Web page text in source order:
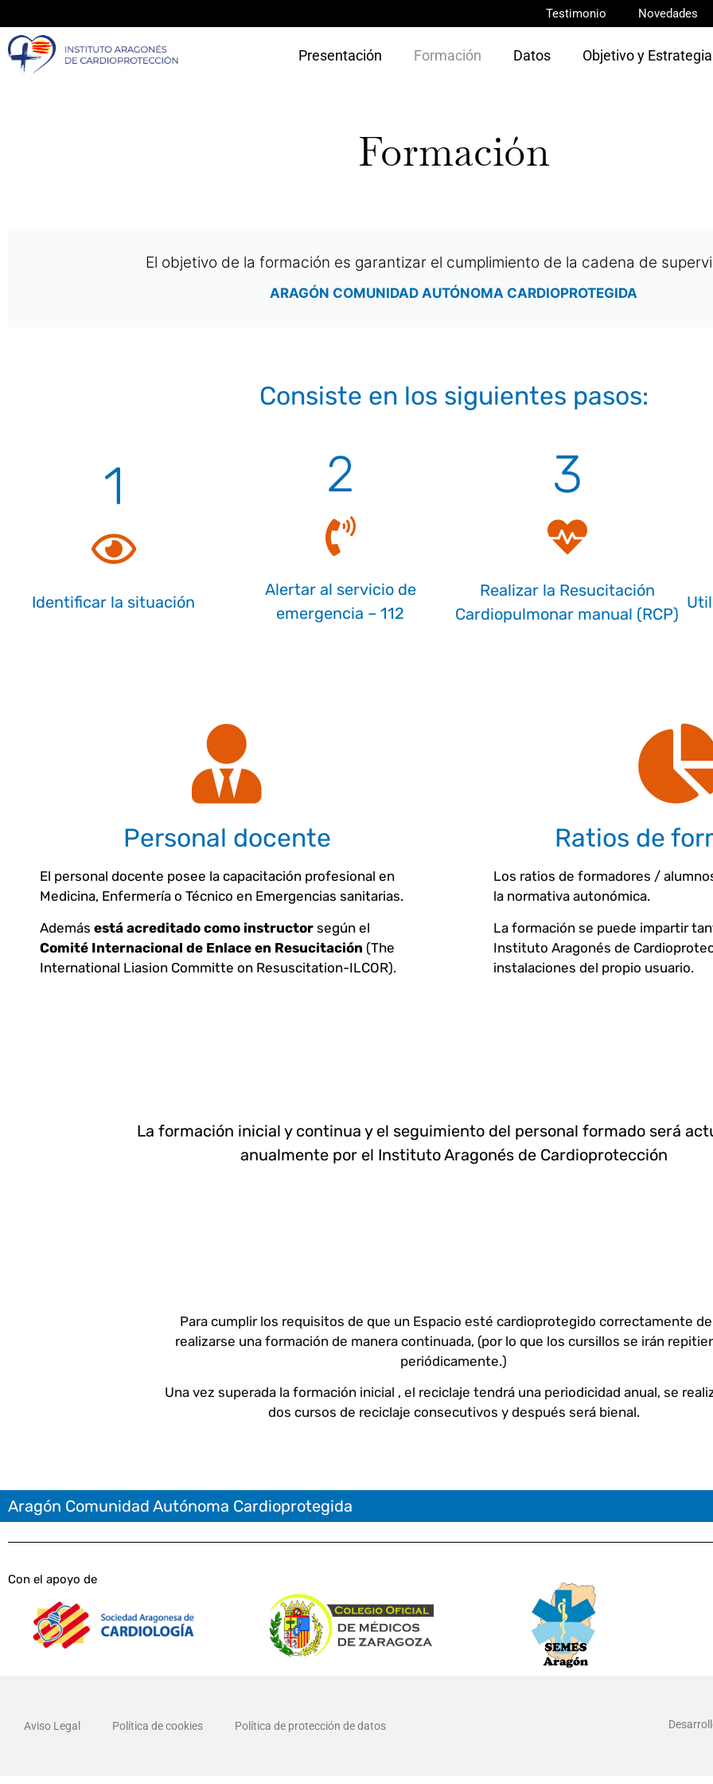
Testimonio Novedades
Presentación Formación Datos Objetivo y Estrategia
Formación
El objetivo de la formación es garantizar el cumplimiento de la cadena de
ARAGÓN COMUNIDAD AUTÓNOMA CARDIOPROTEGIDA
Consiste en los siguientes pasos:
1
Identificar la situación
2
Alertar al servicio de
emergencia – 112
3
Realizar la Resucitación
Cardiopulmonar manual (RCP)
Personal docente
El personal docente posee la capacitación profesional en
Medicina, Enfermería o Técnico en Emergencias sanitarias.
Además está acreditado como instructor según el
Comité Internacional de Enlace en Resucitación (The
International Liasion Committe on Resuscitation-ILCOR).
Ratios de
Los ratios de formadores /
la normativa autonómica.
La formación se puede impartir
Instituto Aragonés de
instalaciones del propio usuario.
La formación inicial y continua y el seguimiento del personal formado será
anualmente por el Instituto Aragonés de Cardioprotección
Para cumplir los requisitos de que un Espacio esté cardioprotegido correctamente
realizarse una formación de manera continuada, (por lo que los cursillos se irán
periódicamente.)
Una vez superada la formación inicial , el reciclaje tendrá una periodicidad anual, se
dos cursos de reciclaje consecutivos y después será bienal.
Aragón Comunidad Autónoma Cardioprotegida
Con el apoyo de
Aviso Legal Política de cookies Política de protección de datos